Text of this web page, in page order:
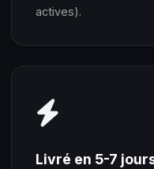
actives).
Livré en 5-7